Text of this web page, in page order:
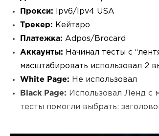
Прокси: Ipv6/Ipv4 USA
Трекер: Кейтаро
Платежка: Adpos/Brocard
Аккаунты: Начинал тесты с
масштабировать использовал 2
White Page: Не использовал
Black Page: Использовал Ленд с
тесты помогли выбрать: